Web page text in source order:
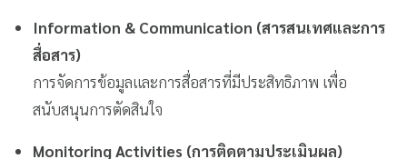
Information & Communication (สารสนเทศและการ
สื่อสาร)
การจัดการข้อมูลและการสื่อสารที่มีประสิทธิภาพ เพื่อ
สนับสนุนการตัดสินใจ
Monitoring Activities (การติดตามประเมินผล)